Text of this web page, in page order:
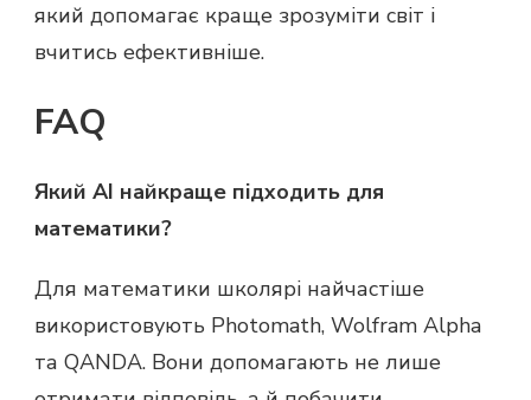
який допомагає краще зрозуміти світ і
вчитись ефективніше.
FAQ
Який AI найкраще підходить для
математики?
Для математики школярі найчастіше
використовують Photomath, Wolfram Alpha
та QANDA. Вони допомагають не лише